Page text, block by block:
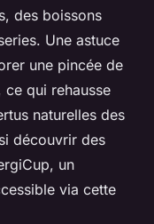
des boissons
Une astuce
une pincée de
qui rehausse
naturelles des
découvrir des
un
via cette